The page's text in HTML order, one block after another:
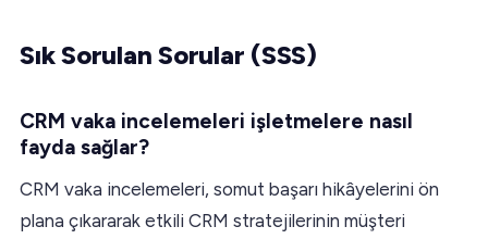
Sık Sorulan Sorular (SSS)
CRM vaka incelemeleri işletmelere nasıl
fayda sağlar?
CRM vaka incelemeleri, somut başarı hikâyelerini ön
plana çıkararak etkili CRM stratejilerinin müşteri